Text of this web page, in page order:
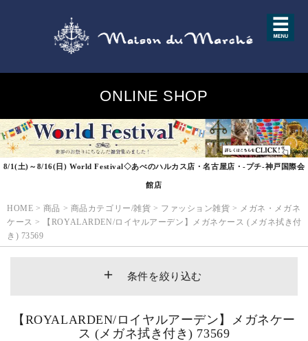
ONLINE SHOP
8/1(土)～8/16(日) World Festival◇あべのハルカス店・名古屋店・-プチ-神戸国際会
館店
HOME > 商品 > 商品カテゴリー/雑貨 > ファッション雑貨 > メガネ・メガネ
ケース >
【ROYALARDEN/ロイヤルアーデン】メガネケース (メガネ拭き付
き) 73569
条件を絞り込む
【ROYALARDEN/ロイヤルアーデン】メガネケー
ス (メガネ拭き付き) 73569